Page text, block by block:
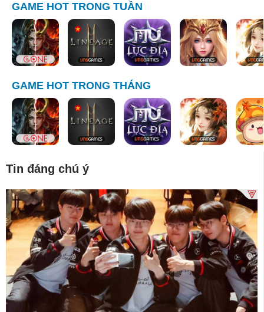
GAME HOT TRONG TUẦN
GAME HOT TRONG THÁNG
Tin đáng chú ý